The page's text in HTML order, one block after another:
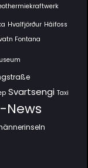
Hvalfjörður Háifoss
Fontana
Svartsengi Taxi
News